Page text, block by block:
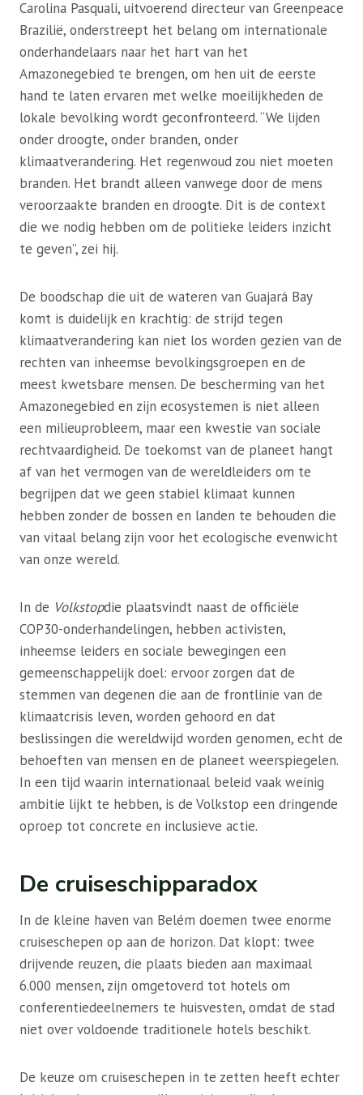
Carolina Pasquali, uitvoerend directeur van Greenpeace
Brazilië, onderstreept het belang om internationale
onderhandelaars naar het hart van het
Amazonegebied te brengen, om hen uit de eerste
hand te laten ervaren met welke moeilijkheden de
lokale bevolking wordt geconfronteerd. “We lijden
onder droogte, onder branden, onder
klimaatverandering. Het regenwoud zou niet moeten
branden. Het brandt alleen vanwege door de mens
veroorzaakte branden en droogte. Dit is de context
die we nodig hebben om de politieke leiders inzicht
te geven”, zei hij.
De boodschap die uit de wateren van Guajará Bay
komt is duidelijk en krachtig: de strijd tegen
klimaatverandering kan niet los worden gezien van de
rechten van inheemse bevolkingsgroepen en de
meest kwetsbare mensen. De bescherming van het
Amazonegebied en zijn ecosystemen is niet alleen
een milieuprobleem, maar een kwestie van sociale
rechtvaardigheid. De toekomst van de planeet hangt
af van het vermogen van de wereldleiders om te
begrijpen dat we geen stabiel klimaat kunnen
hebben zonder de bossen en landen te behouden die
van vitaal belang zijn voor het ecologische evenwicht
van onze wereld.
In de Volkstopdie plaatsvindt naast de officiële
COP30-onderhandelingen, hebben activisten,
inheemse leiders en sociale bewegingen een
gemeenschappelijk doel: ervoor zorgen dat de
stemmen van degenen die aan de frontlinie van de
klimaatcrisis leven, worden gehoord en dat
beslissingen die wereldwijd worden genomen, echt de
behoeften van mensen en de planeet weerspiegelen.
In een tijd waarin internationaal beleid vaak weinig
ambitie lijkt te hebben, is de Volkstop een dringende
oproep tot concrete en inclusieve actie.
De cruiseschipparadox
In de kleine haven van Belém doemen twee enorme
cruiseschepen op aan de horizon. Dat klopt: twee
drijvende reuzen, die plaats bieden aan maximaal
6.000 mensen, zijn omgetoverd tot hotels om
conferentiedeelnemers te huisvesten, omdat de stad
niet over voldoende traditionele hotels beschikt.
De keuze om cruiseschepen in te zetten heeft echter